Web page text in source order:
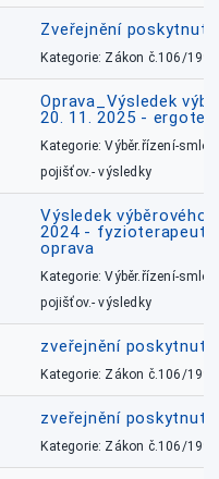
Zveřejnění
Kategorie: Zákon č.106/1999
Oprava_Výsledek
20. 11. 2025 -
Kategorie: Výběr.řízení-
pojišťov.- výsledky
Výsledek výběrového
2024 - fyzioterapeut,
oprava
Kategorie: Výběr.řízení-
pojišťov.- výsledky
zveřejnění
Kategorie: Zákon č.106/1999
zveřejnění
Kategorie: Zákon č.106/1999